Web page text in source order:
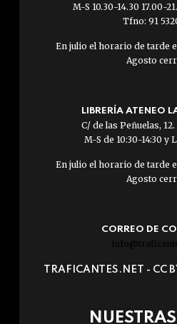
M-S 10.30-14.30 17.00-
Tfno: 91
En julio el horario de tarde
Agosto
LIBRERÍA ATENEO
C/ de las Peñuelas,
M-S de 10:30-14:30 y
En julio el horario de tarde
Agosto
CORREO DE
TRAFICANTES.NET - CC